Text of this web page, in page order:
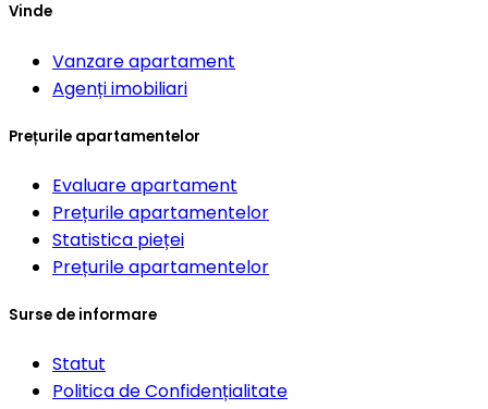
Vinde
Vanzare apartament
Agenți imobiliari
Prețurile apartamentelor
Evaluare apartament
Prețurile apartamentelor
Statistica pieței
Prețurile apartamentelor
Surse de informare
Statut
Politica de Confidențialitate